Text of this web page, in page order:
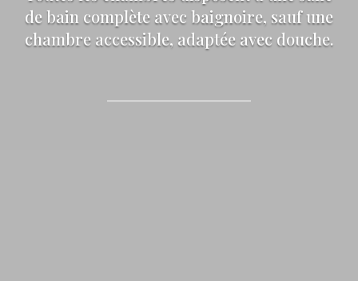
de bain complète avec baignoire, sauf une
chambre accessible, adaptée avec douche.